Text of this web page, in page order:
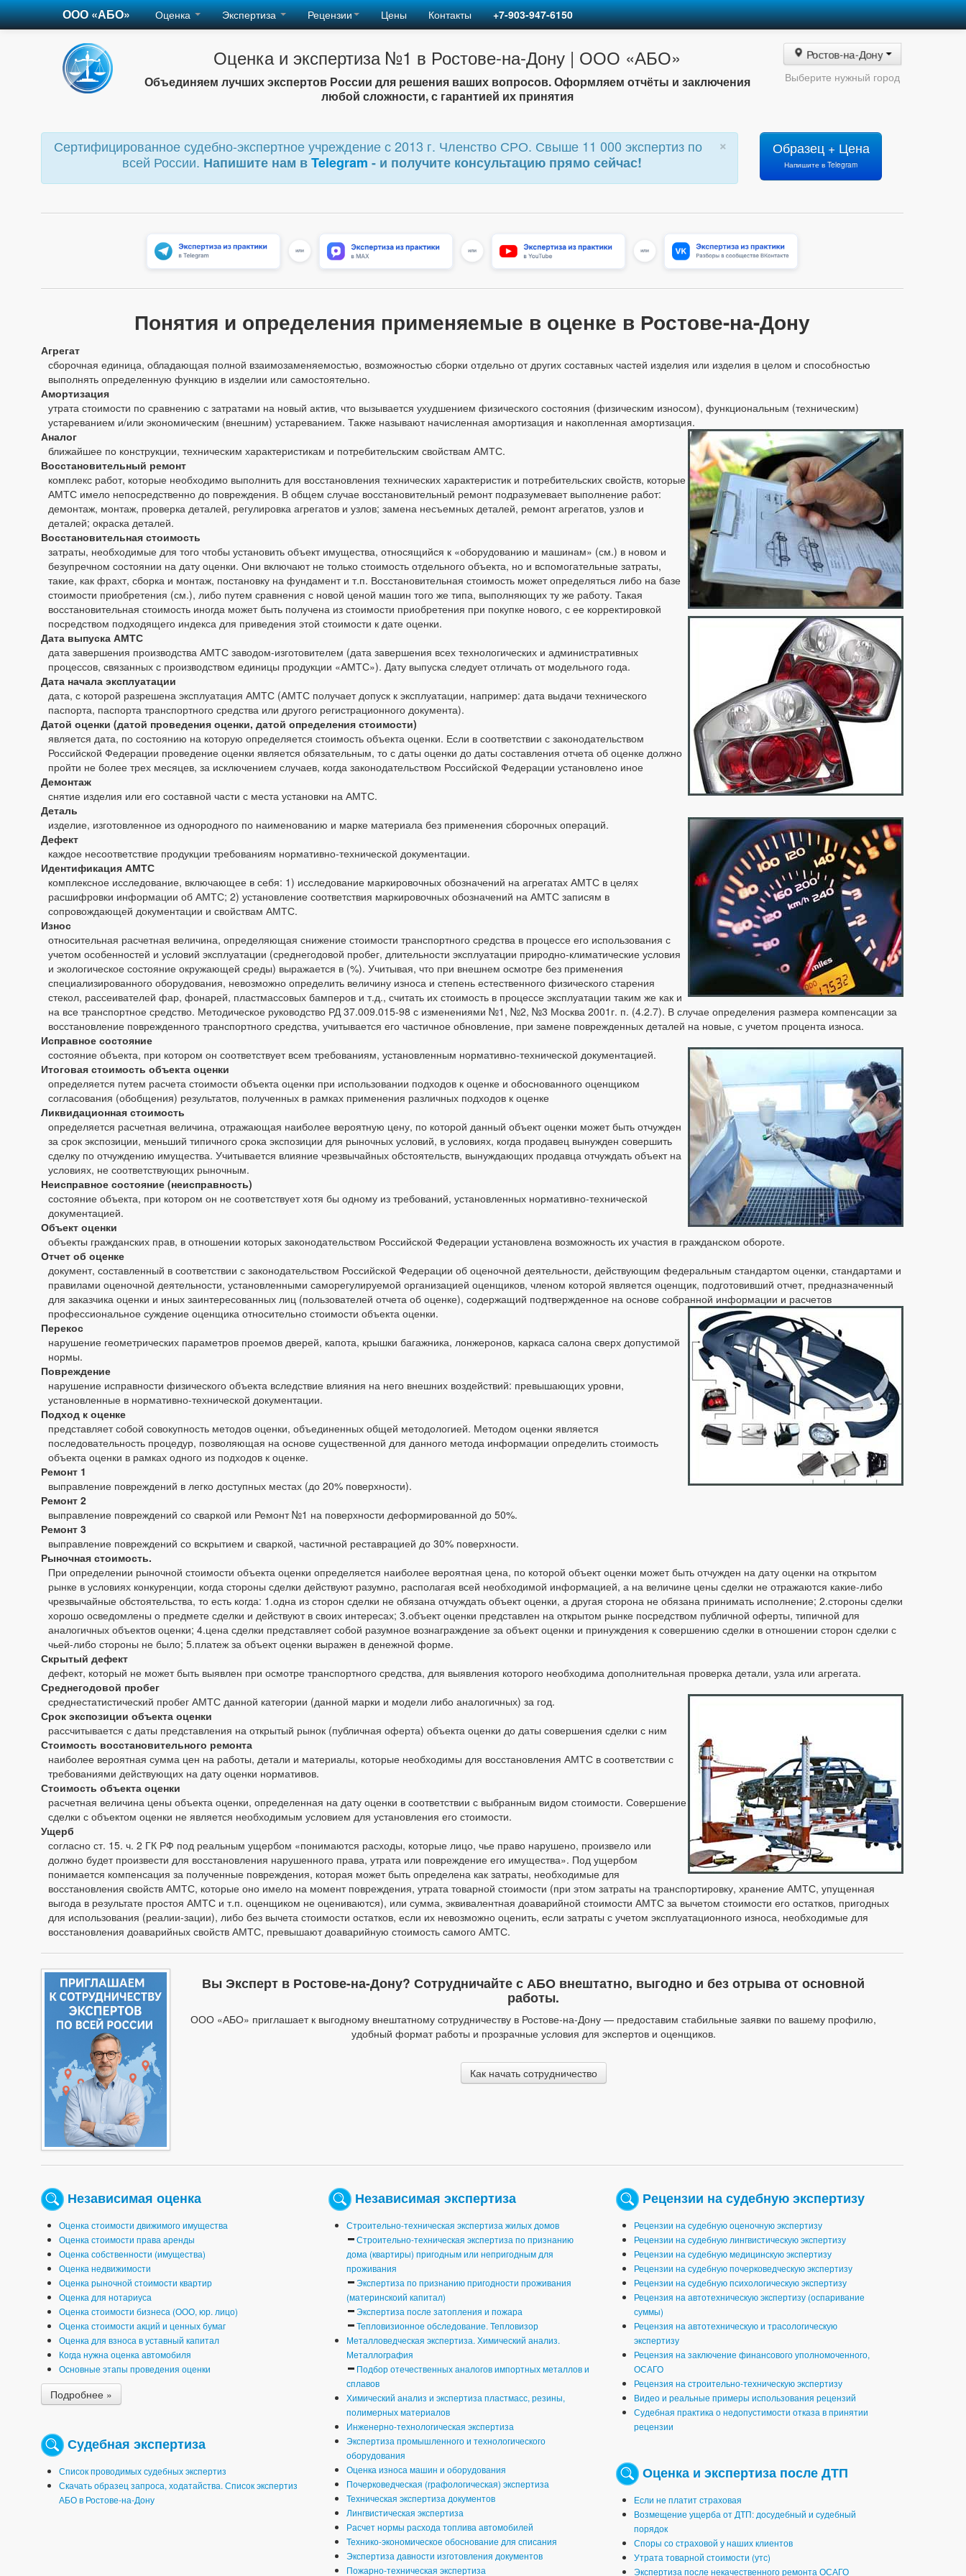
ООО «АБО» Оценка Экспертиза Рецензии Цены Контакты +7-903-947-6150
Оценка и экспертиза №1 в Ростове-на-Дону | ООО «АБО»
Объединяем лучших экспертов России для решения ваших вопросов. Оформляем отчёты и заключения
любой сложности, с гарантией их принятия
Ростов-на-Дону
Выберите нужный город
×
Сертифицированное судебно-экспертное учреждение с 2013 г. Членство СРО. Свыше 11 000 экспертиз по
всей России. Напишите нам вTelegram - и получите консультацию прямо сейчас!
Образец + Цена
Напишите в Telegram
Понятия и определения применяемые в оценке в Ростове-на-Дону
Агрегат
сборочная единица, обладающая полной взаимозаменяемостью, возможностью сборки отдельно от других составных частей изделия или изделия в целом и способностью
выполнять определенную функцию в изделии или самостоятельно.
Амортизация
утрата стоимости по сравнению с затратами на новый актив, что вызывается ухудшением физического состояния (физическим износом), функциональным (техническим)
устареванием и/или экономическим (внешним) устареванием. Также называют начисленная амортизация и накопленная амортизация.
Аналог
ближайшее по конструкции, техническим характеристикам и потребительским свойствам АМТС.
Восстановительный ремонт
комплекс работ, которые необходимо выполнить для восстановления технических характеристик и потребительских свойств, которые
АМТС имело непосредственно до повреждения. В общем случае восстановительный ремонт подразумевает выполнение работ:
демонтаж, монтаж, проверка деталей, регулировка агрегатов и узлов; замена несъемных деталей, ремонт агрегатов, узлов и
деталей; окраска деталей.
Восстановительная стоимость
затраты, необходимые для того чтобы установить объект имущества, относящийся к «оборудованию и машинам» (см.) в новом и
безупречном состоянии на дату оценки. Они включают не только стоимость отдельного объекта, но и вспомогательные затраты,
такие, как фрахт, сборка и монтаж, постановку на фундамент и т.п. Восстановительная стоимость может определяться либо на базе
стоимости приобретения (см.), либо путем сравнения с новой ценой машин того же типа, выполняющих ту же работу. Такая
восстановительная стоимость иногда может быть получена из стоимости приобретения при покупке нового, с ее корректировкой
посредством подходящего индекса для приведения этой стоимости к дате оценки.
Дата выпуска АМТС
дата завершения производства АМТС заводом-изготовителем (дата завершения всех технологических и административных
процессов, связанных с производством единицы продукции «АМТС»). Дату выпуска следует отличать от модельного года.
Дата начала эксплуатации
дата, с которой разрешена эксплуатация АМТС (АМТС получает допуск к эксплуатации, например: дата выдачи технического
паспорта, паспорта транспортного средства или другого регистрационного документа).
Датой оценки (датой проведения оценки, датой определения стоимости)
является дата, по состоянию на которую определяется стоимость объекта оценки. Если в соответствии с законодательством
Российской Федерации проведение оценки является обязательным, то с даты оценки до даты составления отчета об оценке должно
пройти не более трех месяцев, за исключением случаев, когда законодательством Российской Федерации установлено иное
Демонтаж
снятие изделия или его составной части с места установки на АМТС.
Деталь
изделие, изготовленное из однородного по наименованию и марке материала без применения сборочных операций.
Дефект
каждое несоответствие продукции требованиям нормативно-технической документации.
Идентификация АМТС
комплексное исследование, включающее в себя: 1) исследование маркировочных обозначений на агрегатах АМТС в целях
расшифровки информации об АМТС; 2) установление соответствия маркировочных обозначений на АМТС записям в
сопровождающей документации и свойствам АМТС.
Износ
относительная расчетная величина, определяющая снижение стоимости транспортного средства в процессе его использования с
учетом особенностей и условий эксплуатации (среднегодовой пробег, длительности эксплуатации природно-климатические условия
и экологическое состояние окружающей среды) выражается в (%). Учитывая, что при внешнем осмотре без применения
специализированного оборудования, невозможно определить величину износа и степень естественного физического старения
стекол, рассеивателей фар, фонарей, пластмассовых бамперов и т.д., считать их стоимость в процессе эксплуатации таким же как и
на все транспортное средство. Методическое руководство РД 37.009.015-98 с изменениями №1, №2, №3 Москва 2001г. п. (4.2.7). В случае определения размера компенсации за
восстановление поврежденного транспортного средства, учитывается его частичное обновление, при замене поврежденных деталей на новые, с учетом процента износа.
Исправное состояние
состояние объекта, при котором он соответствует всем требованиям, установленным нормативно-технической документацией.
Итоговая стоимость объекта оценки
определяется путем расчета стоимости объекта оценки при использовании подходов к оценке и обоснованного оценщиком
согласования (обобщения) результатов, полученных в рамках применения различных подходов к оценке
Ликвидационная стоимость
определяется расчетная величина, отражающая наиболее вероятную цену, по которой данный объект оценки может быть отчужден
за срок экспозиции, меньший типичного срока экспозиции для рыночных условий, в условиях, когда продавец вынужден совершить
сделку по отчуждению имущества. Учитывается влияние чрезвычайных обстоятельств, вынуждающих продавца отчуждать объект на
условиях, не соответствующих рыночным.
Неисправное состояние (неисправность)
состояние объекта, при котором он не соответствует хотя бы одному из требований, установленных нормативно-технической
документацией.
Объект оценки
объекты гражданских прав, в отношении которых законодательством Российской Федерации установлена возможность их участия в гражданском обороте.
Отчет об оценке
документ, составленный в соответствии с законодательством Российской Федерации об оценочной деятельности, действующим федеральным стандартом оценки, стандартами и
правилами оценочной деятельности, установленными саморегулируемой организацией оценщиков, членом которой является оценщик, подготовивший отчет, предназначенный
для заказчика оценки и иных заинтересованных лиц (пользователей отчета об оценке), содержащий подтвержденное на основе собранной информации и расчетов
профессиональное суждение оценщика относительно стоимости объекта оценки.
Перекос
нарушение геометрических параметров проемов дверей, капота, крышки багажника, лонжеронов, каркаса салона сверх допустимой
нормы.
Повреждение
нарушение исправности физического объекта вследствие влияния на него внешних воздействий: превышающих уровни,
установленные в нормативно-технической документации.
Подход к оценке
представляет собой совокупность методов оценки, объединенных общей методологией. Методом оценки является
последовательность процедур, позволяющая на основе существенной для данного метода информации определить стоимость
объекта оценки в рамках одного из подходов к оценке.
Ремонт 1
выправление повреждений в легко доступных местах (до 20% поверхности).
Ремонт 2
выправление повреждений со сваркой или Ремонт №1 на поверхности деформированной до 50%.
Ремонт 3
выправление повреждений со вскрытием и сваркой, частичной реставрацией до 30% поверхности.
Рыночная стоимость.
При определении рыночной стоимости объекта оценки определяется наиболее вероятная цена, по которой объект оценки может быть отчужден на дату оценки на открытом
рынке в условиях конкуренции, когда стороны сделки действуют разумно, располагая всей необходимой информацией, а на величине цены сделки не отражаются какие-либо
чрезвычайные обстоятельства, то есть когда: 1.одна из сторон сделки не обязана отчуждать объект оценки, а другая сторона не обязана принимать исполнение; 2.стороны сделки
хорошо осведомлены о предмете сделки и действуют в своих интересах; 3.объект оценки представлен на открытом рынке посредством публичной оферты, типичной для
аналогичных объектов оценки; 4.цена сделки представляет собой разумное вознаграждение за объект оценки и принуждения к совершению сделки в отношении сторон сделки с
чьей-либо стороны не было; 5.платеж за объект оценки выражен в денежной форме.
Скрытый дефект
дефект, который не может быть выявлен при осмотре транспортного средства, для выявления которого необходима дополнительная проверка детали, узла или агрегата.
Среднегодовой пробег
среднестатистический пробег АМТС данной категории (данной марки и модели либо аналогичных) за год.
Срок экспозиции объекта оценки
рассчитывается с даты представления на открытый рынок (публичная оферта) объекта оценки до даты совершения сделки с ним
Стоимость восстановительного ремонта
наиболее вероятная сумма цен на работы, детали и материалы, которые необходимы для восстановления АМТС в соответствии с
требованиями действующих на дату оценки нормативов.
Стоимость объекта оценки
расчетная величина цены объекта оценки, определенная на дату оценки в соответствии с выбранным видом стоимости. Совершение
сделки с объектом оценки не является необходимым условием для установления его стоимости.
Ущерб
согласно ст. 15. ч. 2 ГК РФ под реальным ущербом «понимаются расходы, которые лицо, чье право нарушено, произвело или
должно будет произвести для восстановления нарушенного права, утрата или повреждение его имущества». Под ущербом
понимается компенсация за полученные повреждения, которая может быть определена как затраты, необходимые для
восстановления свойств АМТС, которые оно имело на момент повреждения, утрата товарной стоимости (при этом затраты на транспортировку, хранение АМТС, упущенная
выгода в результате простоя АМТС и т.п. оценщиком не оцениваются), или сумма, эквивалентная доаварийной стоимости АМТС за вычетом стоимости его остатков, пригодных
для использования (реалии-зации), либо без вычета стоимости остатков, если их невозможно оценить, если затраты с учетом эксплуатационного износа, необходимые для
восстановления доаварийных свойств АМТС, превышают доаварийную стоимость самого АМТС.
Вы Эксперт в Ростове-на-Дону? Сотрудничайте с АБО внештатно, выгодно и без отрыва от основной
работы.
ООО «АБО» приглашает к выгодному внештатному сотрудничеству в Ростове-на-Дону — предоставим стабильные заявки по вашему профилю,
удобный формат работы и прозрачные условия для экспертов и оценщиков.
Как начать сотрудничество
Независимая оценка
Оценка стоимости движимого имущества
Оценка стоимости права аренды
Оценка собственности (имущества)
Оценка недвижимости
Оценка рыночной стоимости квартир
Оценка для нотариуса
Оценка стоимости бизнеса (ООО, юр. лицо)
Оценка стоимости акций и ценных бумаг
Оценка для взноса в уставный капитал
Когда нужна оценка автомобиля
Основные этапы проведения оценки
Подробнее »
Судебная экспертиза
Список проводимых судебных экспертиз
Скачать образец запроса, ходатайства. Список экспертиз
АБО в Ростове-на-Дону
Независимая экспертиза
Строительно-техническая экспертиза жилых домов
Строительно-техническая экспертиза по признанию
дома (квартиры) пригодным или непригодным для
проживания
Экспертиза по признанию пригодности проживания
(материнскоий капитал)
Экспертиза после затопления и пожара
Тепловизионное обследование. Тепловизор
Металловедческая экспертиза. Химический анализ.
Металлография
Подбор отечественных аналогов импортных металлов и
сплавов
Химический анализ и экспертиза пластмасс, резины,
полимерных материалов
Инженерно-технологическая экспертиза
Экспертиза промышленного и технологического
оборудования
Оценка износа машин и оборудования
Почерковедческая (графологическая) экспертиза
Техническая экспертиза документов
Лингвистическая экспертиза
Расчет нормы расхода топлива автомобилей
Технико-экономическое обоснование для списания
Экспертиза давности изготовления документов
Пожарно-техническая экспертиза
Рецензии на судебную экспертизу
Рецензии на судебную оценочную экспертизу
Рецензии на судебную лингвистическую экспертизу
Рецензии на судебную медицинскую экспертизу
Рецензии на судебную почерковедческую экспертизу
Рецензии на судебную психологическую экспертизу
Рецензия на автотехническую экспертизу (оспаривание
суммы)
Рецензия на автотехническую и трасологическую
экспертизу
Рецензия на заключение финансового уполномоченного,
ОСАГО
Рецензия на строительно-техническую экспертизу
Видео и реальные примеры использования рецензий
Судебная практика о недопустимости отказа в принятии
рецензии
Оценка и экспертиза после ДТП
Если не платит страховая
Возмещение ущерба от ДТП: досудебный и судебный
порядок
Споры со страховой у наших клиентов
Утрата товарной стоимости (утс)
Экспертиза после некачественного ремонта ОСАГО